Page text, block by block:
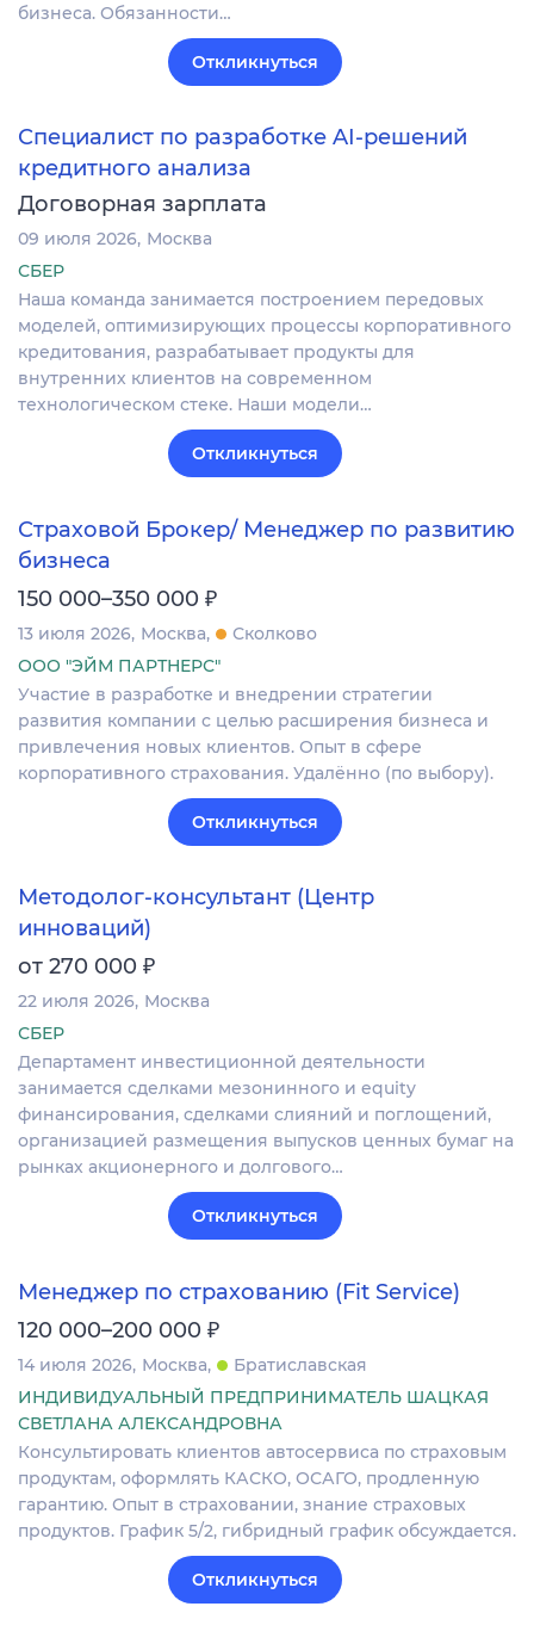
бизнеса. Обязанности…
Откликнуться
Специалист по разработке AI-решений
кредитного анализа
Договорная зарплата
09 июля 2026 Москва
СБЕР
Наша команда занимается построением передовых
моделей, оптимизирующих процессы корпоративного
кредитования, разрабатывает продукты для
внутренних клиентов на современном
технологическом стеке. Наши модели…
Откликнуться
Страховой Брокер/ Менеджер по развитию
бизнеса
150 000–350 000 ₽
13 июля 2026 Москва
Сколково
ООО "ЭЙМ ПАРТНЕРС"
Участие в разработке и внедрении стратегии
развития компании с целью расширения бизнеса и
привлечения новых клиентов. Опыт в сфере
корпоративного страхования. Удалённо (по выбору).
Откликнуться
Методолог-консультант (Центр
инноваций)
от 270 000 ₽
22 июля 2026 Москва
СБЕР
Департамент инвестиционной деятельности
занимается сделками мезонинного и equity
финансирования, сделками слияний и поглощений,
организацией размещения выпусков ценных бумаг на
рынках акционерного и долгового…
Откликнуться
Менеджер по страхованию (Fit Service)
120 000–200 000 ₽
14 июля 2026 Москва
Братиславская
ИНДИВИДУАЛЬНЫЙ ПРЕДПРИНИМАТЕЛЬ ШАЦКАЯ
СВЕТЛАНА АЛЕКСАНДРОВНА
Консультировать клиентов автосервиса по страховым
продуктам, оформлять КАСКО, ОСАГО, продленную
гарантию. Опыт в страховании, знание страховых
продуктов. График 5/2, гибридный график обсуждается.
Откликнуться